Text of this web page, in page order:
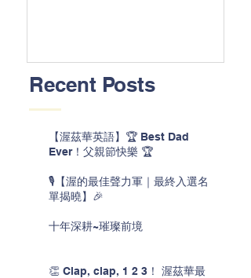
Recent Posts
【渥茲華英語】🏆 Best Dad
Ever！父親節快樂 🏆
🎙️【渥的最佳聲力軍｜最終入選名
單揭曉】🎉
十年深耕~璀璨前境
👏 Clap, clap, 1 2 3！ 渥茲華最